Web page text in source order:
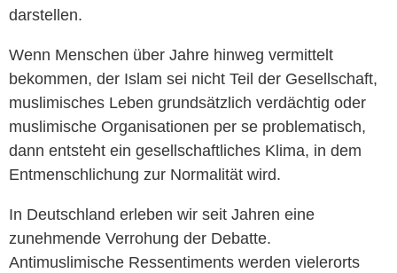
darstellen.
Wenn Menschen über Jahre hinweg vermittelt
bekommen, der Islam sei nicht Teil der Gesellschaft,
muslimisches Leben grundsätzlich verdächtig oder
muslimische Organisationen per se problematisch,
dann entsteht ein gesellschaftliches Klima, in dem
Entmenschlichung zur Normalität wird.
In Deutschland erleben wir seit Jahren eine
zunehmende Verrohung der Debatte.
Antimuslimische Ressentiments werden vielerorts